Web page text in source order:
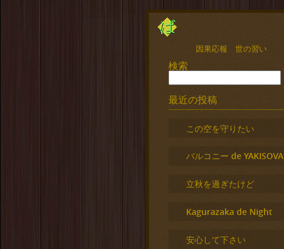
因果応報 世の習い
検索
最近の投稿
この空を守りたい
バルコニー de YAKISOVA
立秋を過ぎたけど
Kagurazaka de Night
安心して下さい